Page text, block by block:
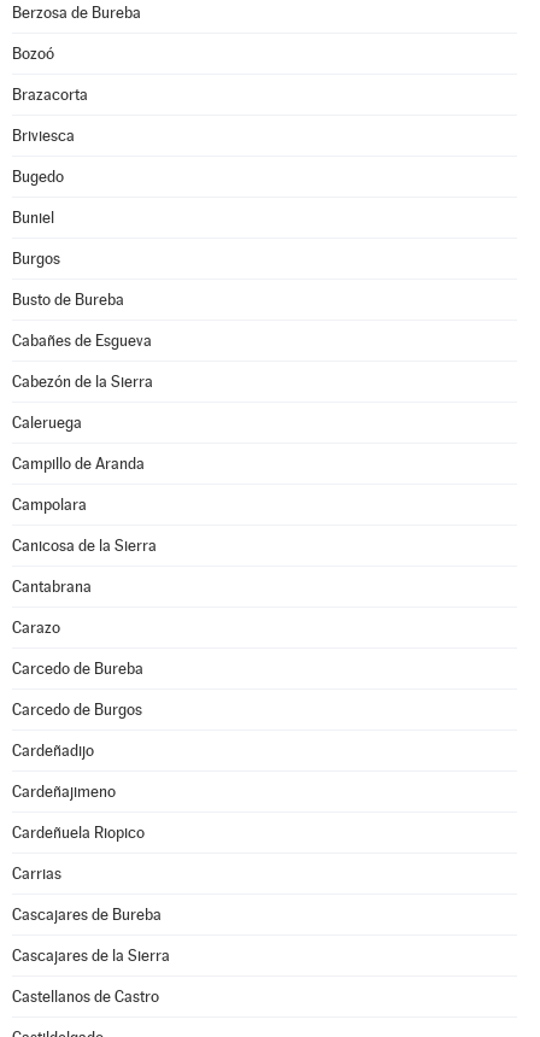
Berzosa de Bureba
Bozoó
Brazacorta
Briviesca
Bugedo
Buniel
Burgos
Busto de Bureba
Cabañes de Esgueva
Cabezón de la Sierra
Caleruega
Campillo de Aranda
Campolara
Canicosa de la Sierra
Cantabrana
Carazo
Carcedo de Bureba
Carcedo de Burgos
Cardeñadijo
Cardeñajimeno
Cardeñuela Riopico
Carrias
Cascajares de Bureba
Cascajares de la Sierra
Castellanos de Castro